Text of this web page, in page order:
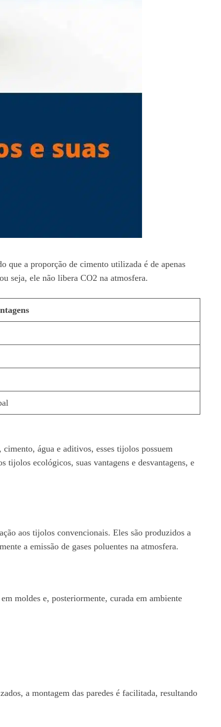
que a proporção de cimento utilizada é de apenas
seja, ele não libera CO2 na atmosfera.
água e aditivos, esses tijolos possuem
tijolos ecológicos, suas vantagens e desvantagens, e
aos tijolos convencionais. Eles são produzidos a
a emissão de gases poluentes na atmosfera.
moldes e, posteriormente, curada em ambiente
a montagem das paredes é facilitada, resultando